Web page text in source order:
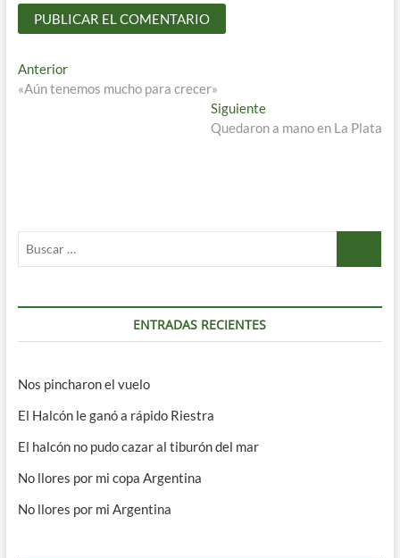
Navegación
de
AnteriorEntrada
anterior:
«Aún tenemos mucho para crecer»
SiguienteEntrada
siguiente:
Quedaron a mano en La Plata
ENTRADAS RECIENTES
Nos pincharon el vuelo
El Halcón le ganó a rápido Riestra
El halcón no pudo cazar al tiburón del mar
No llores por mi copa Argentina
No llores por mi Argentina